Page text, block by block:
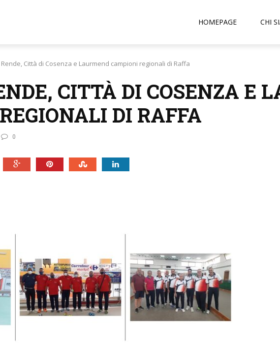
HOMEPAGE CHI
Rende, Città di Cosenza e Laurmend campioni regionali di Raffa
CITTÀ DI COSENZA E
DI RAFFA
0